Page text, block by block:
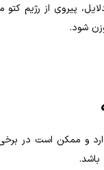
پیروی از رژیم کتو
شود.
و ممکن است در برخی
باشد.